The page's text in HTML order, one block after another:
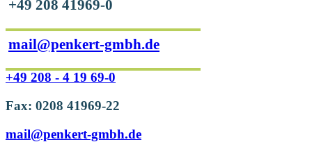
+49 208 41969-0
mail@penkert-gmbh.de
+49 208 - 4 19 69-0
Fax: 0208 41969-22
mail@penkert-gmbh.de